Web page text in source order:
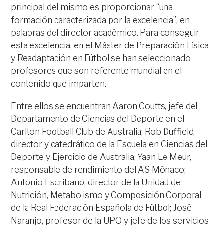
principal del mismo es proporcionar “una
formación caracterizada por la excelencia”, en
palabras del director académico. Para conseguir
esta excelencia, en el Máster de Preparación Física
y Readaptación en Fútbol se han seleccionado
profesores que son referente mundial en el
contenido que imparten.
Entre ellos se encuentran Aaron Coutts, jefe del
Departamento de Ciencias del Deporte en el
Carlton Football Club de Australia; Rob Duffield,
director y catedrático de la Escuela en Ciencias del
Deporte y Ejercicio de Australia; Yaan Le Meur,
responsable de rendimiento del AS Mónaco;
Antonio Escribano, director de la Unidad de
Nutrición, Metabolismo y Composición Corporal
de la Real Federación Española de Fútbol; José
Naranjo, profesor de la UPO y jefe de los servicios